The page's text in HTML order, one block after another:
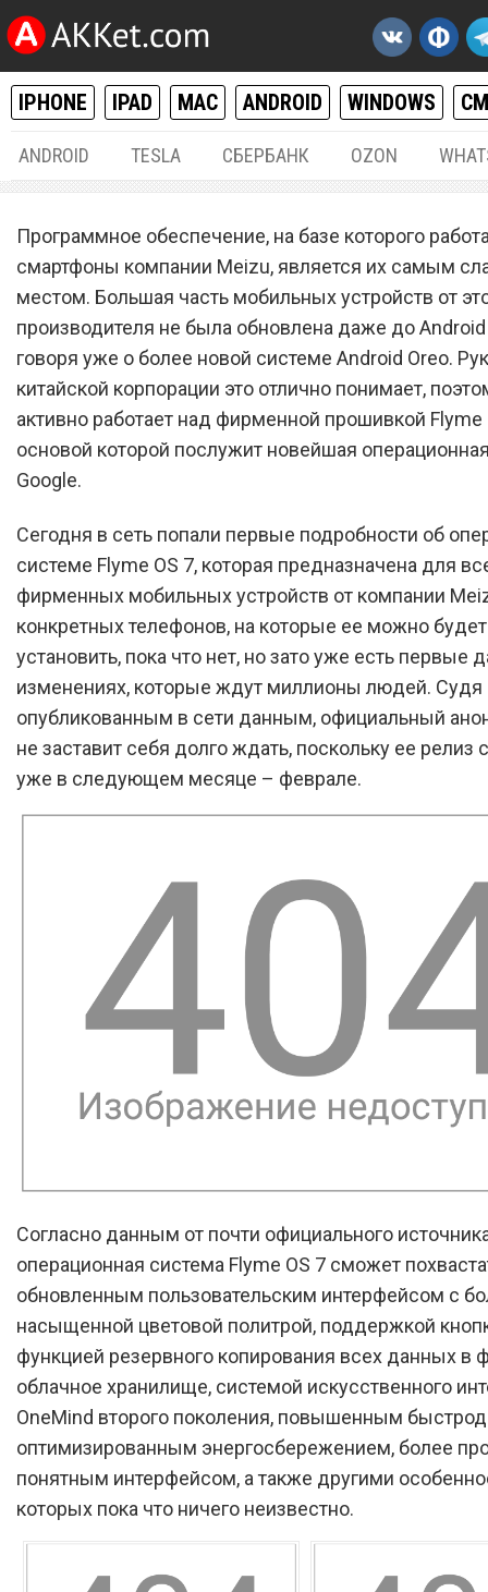
IPHONE IPAD MAC ANDROID WINDOWS
ANDROID TESLA СБЕРБАНК OZON
Владельцы всех
Meizu будут в восторге от
прошивки Flyme OS 7.
Программное обеспечение, на базе которого
смартфоны компании Meizu, является их самым
местом. Большая часть мобильных устройств от
производителя не была обновлена даже до
говоря уже о более новой системе Android Oreo.
китайской корпорации это отлично понимает,
активно работает над фирменной прошивкой Flyme
основой которой послужит новейшая
Google.
Сегодня в сеть попали первые подробности об
системе Flyme OS 7, которая предназначена для
фирменных мобильных устройств от компании
конкретных телефонов, на которые ее можно будет
установить, пока что нет, но зато уже есть первые
изменениях, которые ждут миллионы людей. Судя
опубликованным в сети данным, официальный
не заставит себя долго ждать, поскольку ее релиз
уже в следующем месяце – феврале.
Согласно данным от почти официального
операционная система Flyme OS 7 сможет
обновленным пользовательским интерфейсом с
насыщенной цветовой политрой, поддержкой
функцией резервного копирования всех данных в
облачное хранилище, системой искусственного
OneMind второго поколения, повышенным
оптимизированным энергосбережением, более
понятным интерфейсом, а также другими
которых пока что ничего неизвестно.